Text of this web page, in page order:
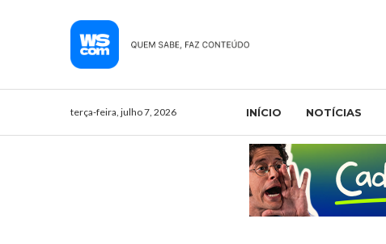
terça-feira, julho 7, 2026 INÍCIO NOTÍCIAS